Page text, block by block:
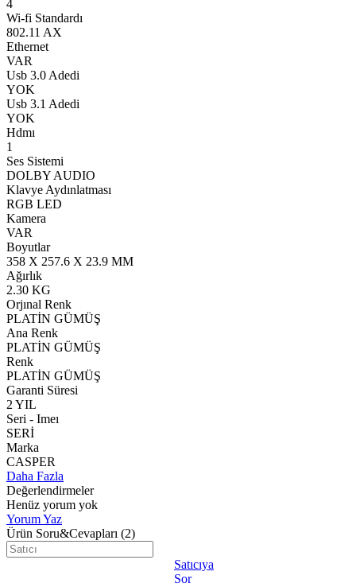
4
Wi-fi Standardı
802.11 AX
Ethernet
VAR
Usb 3.0 Adedi
YOK
Usb 3.1 Adedi
YOK
Hdmı
1
Ses Sistemi
DOLBY AUDIO
Klavye Aydınlatması
RGB LED
Kamera
VAR
Boyutlar
358 X 257.6 X 23.9 MM
Ağırlık
2.30 KG
Orjınal Renk
PLATİN GÜMÜŞ
Ana Renk
PLATİN GÜMÜŞ
Renk
PLATİN GÜMÜŞ
Garanti Süresi
2 YIL
Seri - Imeı
SERİ
Marka
CASPER
Daha Fazla
Değerlendirmeler
Henüz yorum yok
Yorum Yaz
Ürün Soru&Cevapları (2)
Satıcıya
Sor